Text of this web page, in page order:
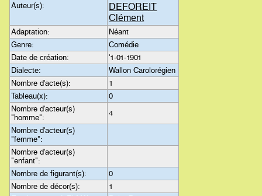
Auteur(s):
DEFOREIT
Clément
Adaptation:
Néant
Genre:
Comédie
Date de création:
'1-01-1901
Dialecte:
Wallon Carolorégien
Nombre d'acte(s):
1
Tableau(x):
0
Nombre d'acteur(s)
"homme":
4
Nombre d'acteur(s)
"femme":
Nombre d'acteur(s)
"enfant":
Nombre de figurant(s):
0
Nombre de décor(s):
1